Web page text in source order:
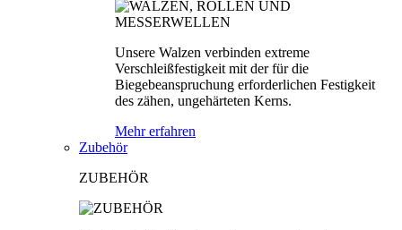
Unsere Walzen verbinden extreme
Verschleißfestigkeit mit der für die
Biegebeanspruchung erforderlichen Festigkeit
des zähen, ungehärteten Kerns.
Mehr erfahren
Zubehör
ZUBEHÖR